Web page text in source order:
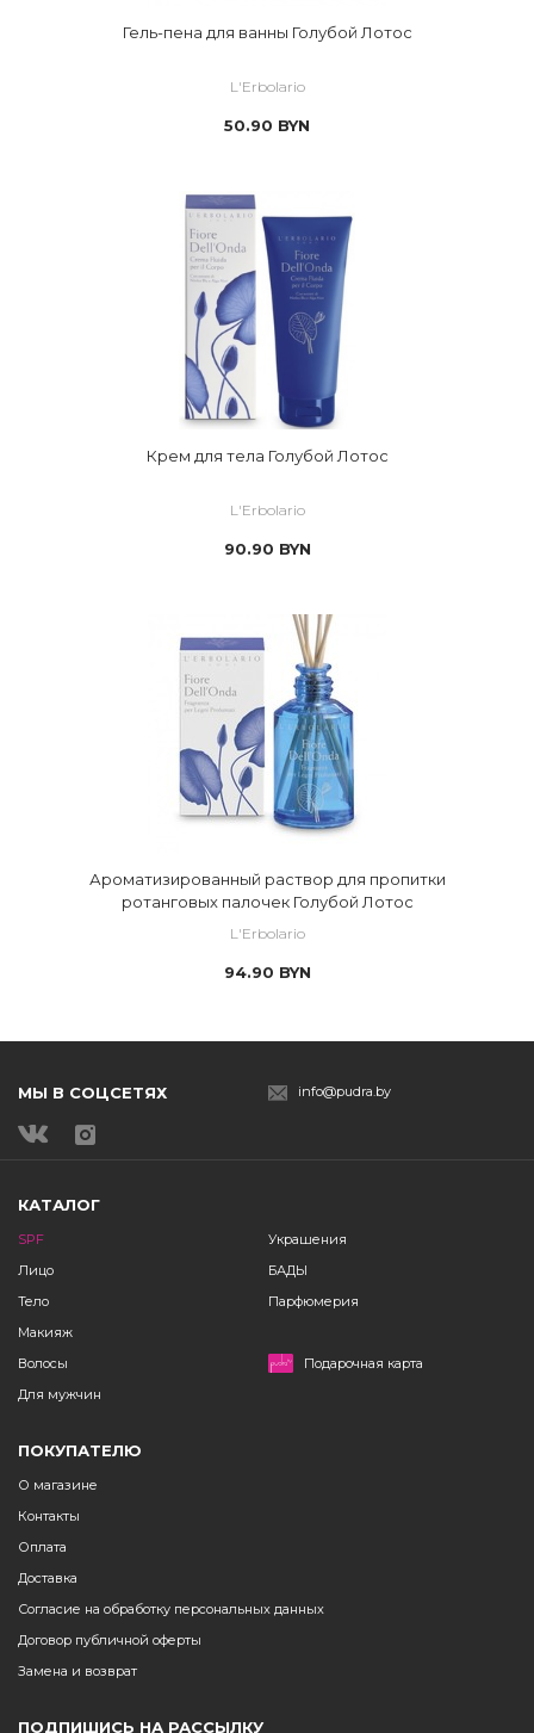
Гель-пена для ванны Голубой Лотос
L'Erbolario
50.90 BYN
Крем для тела Голубой Лотос
L'Erbolario
90.90 BYN
Ароматизированный раствор для пропитки
ротанговых палочек Голубой Лотос
L'Erbolario
94.90 BYN
МЫ В СОЦСЕТЯХ info@pudra.by
КАТАЛОГ
SPF
Лицо
Тело
Макияж
Волосы
Для мужчин
Украшения
БАДЫ
Парфюмерия
Подарочная карта
ПОКУПАТЕЛЮ
О магазине
Контакты
Оплата
Доставка
Согласие на обработку персональных данных
Договор публичной оферты
Замена и возврат
ПОДПИШИСЬ НА РАССЫЛКУ